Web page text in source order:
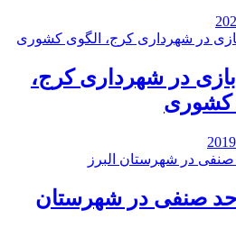
بازی در شهرداری کرج،
کشوری
۶ واحد صنفی در شهرستان